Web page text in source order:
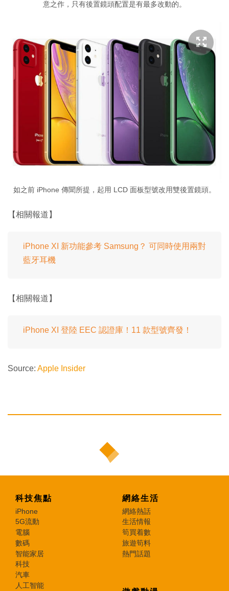
意之作，只有後置鏡頭配置是有最多改動的。
如之前 iPhone 傳聞所提，起用 LCD 面板型號改用雙後置鏡頭。
【相關報道】
iPhone XI 新功能參考 Samsung？ 可同時使用兩對
藍牙耳機
【相關報道】
iPhone XI 登陸 EEC 認證庫！11 款型號齊發！
Source: Apple Insider
科技焦點
iPhone
5G流動
電腦
數碼
智能家居
科技
汽車
人工智能
網絡生活
網絡熱話
生活情報
筍買着數
旅遊筍料
熱門話題